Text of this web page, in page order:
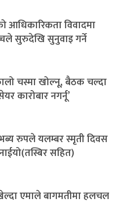
आधिकारिकता विवादमा
सुरुदेखि सुनुवाइ गर्ने
चस्मा खोल्नू, बैठक चल्दा
कारोबार नगर्नू’
रुपले यलम्बर स्मृती दिवस
सहित)
खेल्दा एमाले बागमतीमा हलचल